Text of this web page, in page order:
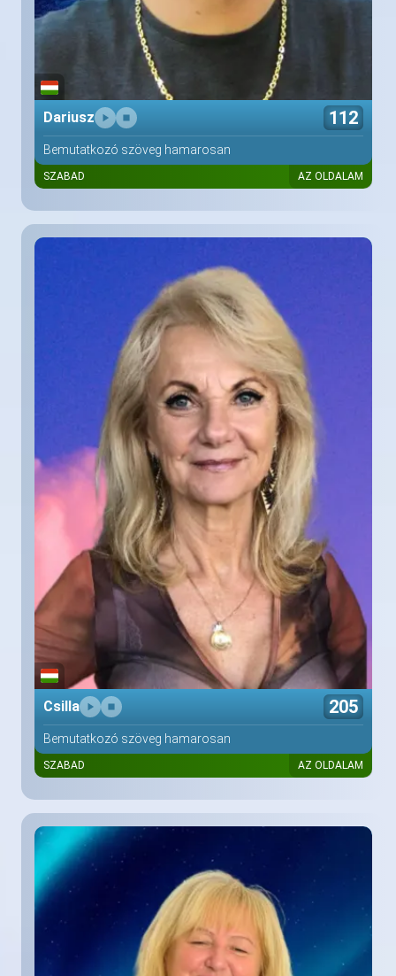
Dariusz 112
Bemutatkozó szöveg hamarosan
SZABAD AZ OLDALAM
Csilla 205
Bemutatkozó szöveg hamarosan
SZABAD AZ OLDALAM